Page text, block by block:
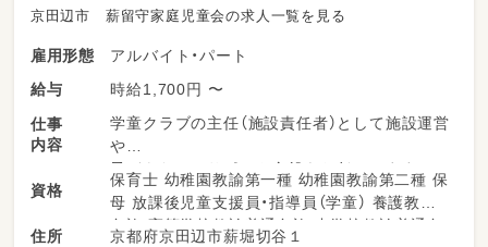
京田辺市 薪留守家庭児童会の求人一覧を見る
雇用形態
アルバイト・パート
給与
時給1,700円 〜
仕事
内容
学童クラブの主任（施設責任者）として施設運営
や
子どもたちのサポート全般をお任せします。
・ 放課後の児童の見守りやお迎え
・室内遊びや外遊びの安全管理サポート
資格
保育士 幼稚園教諭第一種 幼稚園教諭第二種 保
母 放課後児童支援員・指導員（学童） 養護教諭
免許 高等学校教諭普通免許 中学校教諭普通免
住所 京都府京田辺市薪堀切谷１